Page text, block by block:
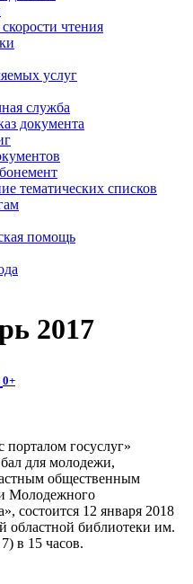
чтения
услуг
служба
документа
тематических списков
помощь
2017
0+
для молодежи,
общественным
Молодежного
состоится 12 января 2018
областной библиотеки им.
в 15 часов.